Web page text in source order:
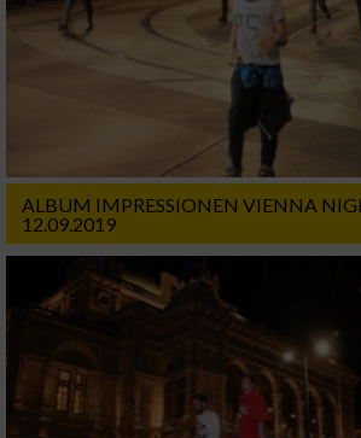
ALBUM IMPRESSIONEN VIENNA
12.09.2019